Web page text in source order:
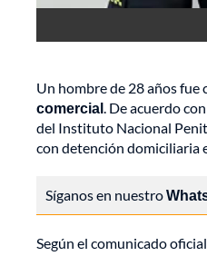
Un hombre de 28 años fue
comercial. De acuerdo
del Instituto Nacional
con detención domiciliaria
Síganos en nuestro
Según el comunicado